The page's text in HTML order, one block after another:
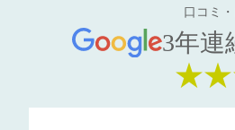
口コミ
3年連